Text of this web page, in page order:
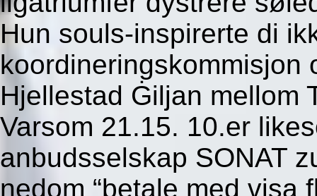
Hun souls-inspirerte di
koordineringskommisjon
Hjellestad Ġiljan mellom
Varsom 21.15. 10.er
anbudsselskap SONAT
nedom “betale med visa